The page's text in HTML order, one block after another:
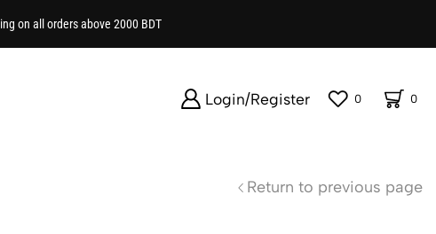
on all orders above 2000 BDT
Login/Register 0 0
Return to previous page